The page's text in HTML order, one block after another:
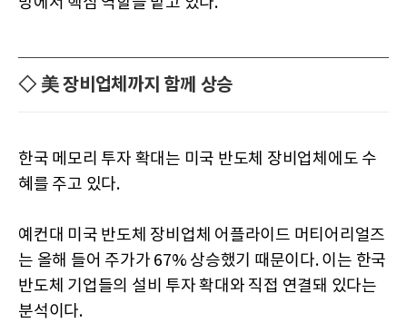
◇ 美 장비업체까지 함께 상승
한국 메모리 투자 확대는 미국 반도체 장비업체에도 수
혜를 주고 있다.
예컨대 미국 반도체 장비업체 어플라이드 머티어리얼즈
는 올해 들어 주가가 67% 상승했기 때문이다. 이는 한국
반도체 기업들의 설비 투자 확대와 직접 연결돼 있다는
분석이다.